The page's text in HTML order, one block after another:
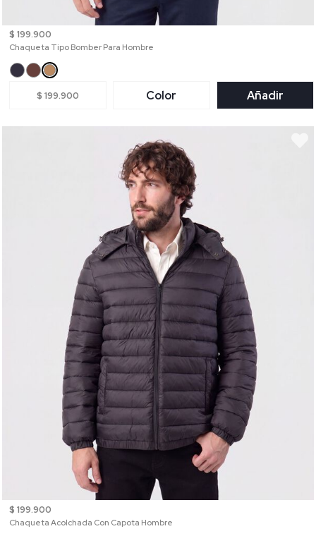
$ 199.900
Chaqueta Tipo Bomber Para Hombre
$ 199.900 Color Añadir
$ 199.900
Chaqueta Acolchada Con Capota Hombre